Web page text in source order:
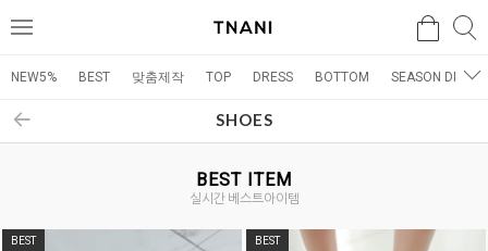
메
검색
NEW5% BEST 맞춤제작 TOP DRESS BOTTOM SEASON DRESS
SHOES
BEST ITEM
실시간 베스트아이템
BEST